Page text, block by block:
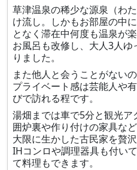
草津温泉の稀少な源泉（わ
け流し。しかもお部屋の中
となく滞在中何度も温泉が
お風呂も改修し、大人3人
りました。
また他人と会うことがない
プライベート感は芸能人や
びで訪れる程です。
湯畑までは車で5分と観光ア
囲炉裏や作り付けの家具な
大限に生かした古民家を贅
IHコンロや調理器具も付い
て料理もできます。